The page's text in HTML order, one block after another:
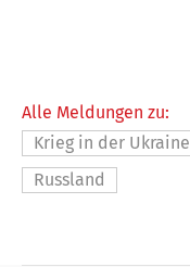
Alle Meldungen zu:
Krieg in der Ukraine
Russland